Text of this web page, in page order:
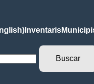
Inventaris